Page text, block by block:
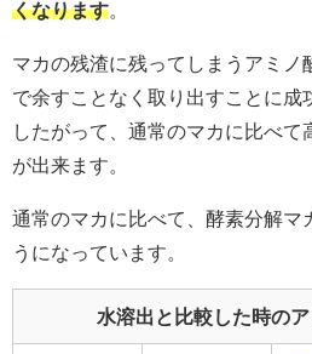
くなります
マカの残渣に残ってしまうアミノ
で余すことなく取り出すことに成
したがって、通常のマカに比べて
が出来ます。
通常のマカに比べて、酵素分解マ
うになっています。
水溶出と比較した時の